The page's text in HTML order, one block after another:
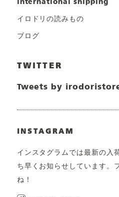
international shipping
イロドリの読みもの
ブログ
TWITTER
Tweets by
INSTAGRAM
インスタグラムでは最新の入
ち早くお知らせしています。
ね！